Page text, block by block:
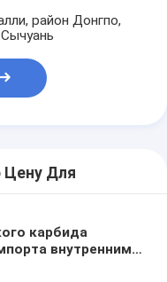
район Донгпо,
Цену Для
карбида
внутренним